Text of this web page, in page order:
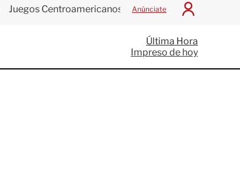
Juegos Centroamericanos Anúnciate
I
c
i
a
Última Hora
Impreso de hoy